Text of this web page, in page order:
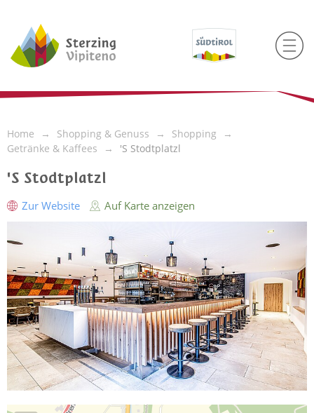
Home Shopping & Genuss
Shopping
Getränke & Kaffees
'S Stodtplatzl
'S Stodtplatzl
Zur Website Auf Karte anzeigen